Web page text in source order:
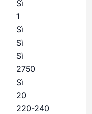
Sì
1
Sì
Sì
Sì
2750
Sì
20
220-240